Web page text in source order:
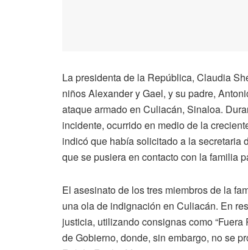
La presidenta de la República, Claudia
niños Alexander y Gael, y su padre,
ataque armado en Culiacán, Sinaloa.
incidente, ocurrido en medio de la
indicó que había solicitado a la secretaria
que se pusiera en contacto con la familia
El asesinato de los tres miembros de la
una ola de indignación en Culiacán. En
justicia, utilizando consignas como “Fuera
de Gobierno, donde, sin embargo, no se